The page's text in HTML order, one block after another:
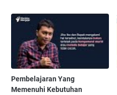
Pembelajaran Yang
Memenuhi Kebutuhan